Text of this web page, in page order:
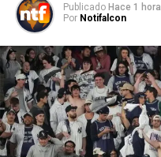
Publicado Hace 1 hora
Por Notifalcon